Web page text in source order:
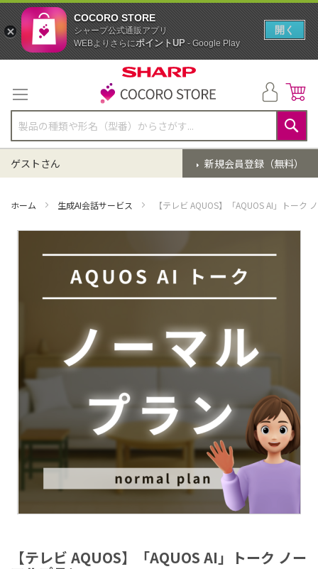
テ
ン
ツ
に
ス
キ
ッ
検
索
新規会員登録（無料）
ゲストさん
ホーム 生成AI会話サービス 【テレビ AQUOS】「AQUOS AI」トーク
【テレビ AQUOS】「AQUOS AI」トーク ノー
最
後
移
動
す
る
メ
ー
COCORO STORE
シャープ公式通販アプリ
WEBよりさらにポイントUP- Google Play
開く